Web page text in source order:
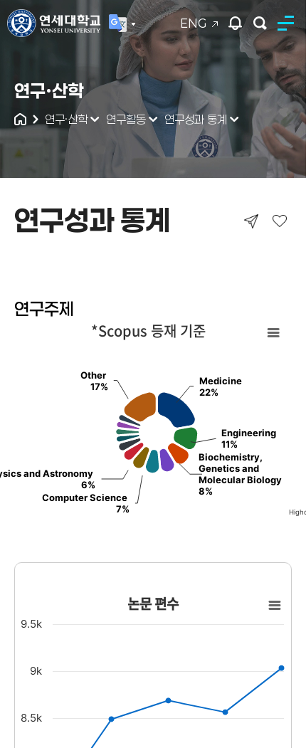
ENG
통합검색
연구·산학
연구·산학 연구활동 연구성과 통계
연구성과 통계
연구주제
*Scopus 등재 기준
Medicine
22%
Engineering
11%
Biochemistry,
Genetics and
Molecular Biology
8%
Computer Science
7%
and Astronomy
6%
Other
17%
Line chart with 5 data points.
The chart has 1 X axis displaying values.
논문 편수
8.5k
9k
9.5k